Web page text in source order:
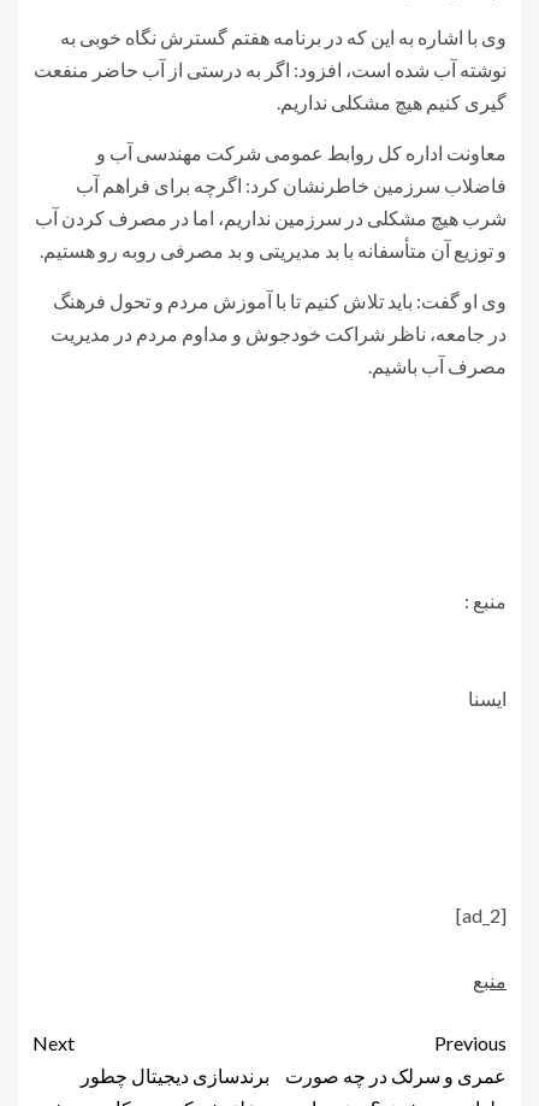
وی با اشاره به این که در برنامه هفتم گسترش نگاه خوبی به
نوشته آب شده است، افزود: اگر به درستی از آب حاضر منفعت
گیری کنیم هیچ مشکلی نداریم.
معاونت اداره کل روابط عمومی شرکت مهندسی آب و
فاضلاب سرزمین خاطرنشان کرد: اگرچه برای فراهم آب
شرب هیچ مشکلی در سرزمین نداریم، اما در مصرف کردن آب
و توزیع آن متأسفانه با بد مدیریتی و بد مصرفی روبه رو هستیم.
وی او گفت: باید تلاش کنیم تا با آموزش مردم و تحول فرهنگ
در جامعه، ناظر شراکت خودجوش و مداوم مردم در مدیریت
مصرف آب باشیم.
منبع :
ايسنا
[ad_2]
منبع
Previous
عمری و سرلک در چه صورت
Next
برندسازی دیجیتال چطور